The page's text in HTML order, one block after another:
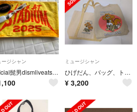
ージシャン
Official髭男dismliveatstudium2025ガチャガチャタオル
ミュージシャン
ひげだん、バッグ、トレーナーセット
¥ 3,200